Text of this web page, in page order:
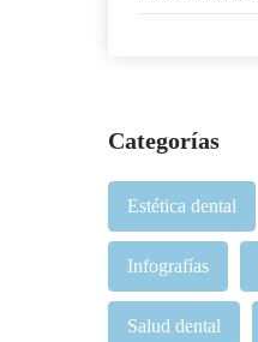
Categorías
Estética dental
Infografías
Salud dental